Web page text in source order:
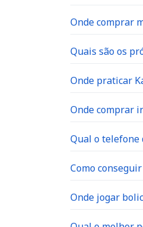
Onde comprar
Quais são os
Onde praticar
Onde comprar
Qual o telefone
Como
Onde jogar